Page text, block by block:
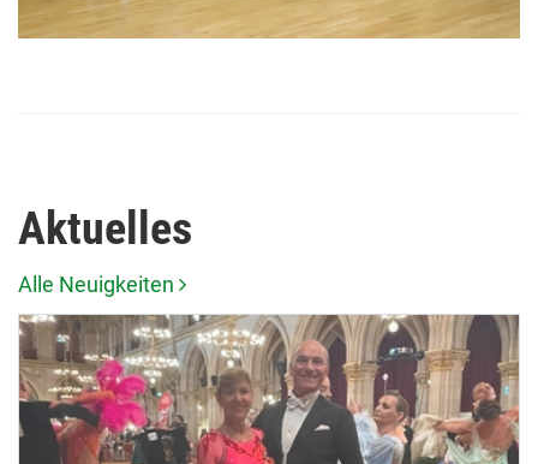
Aktuelles
Alle Neuigkeiten